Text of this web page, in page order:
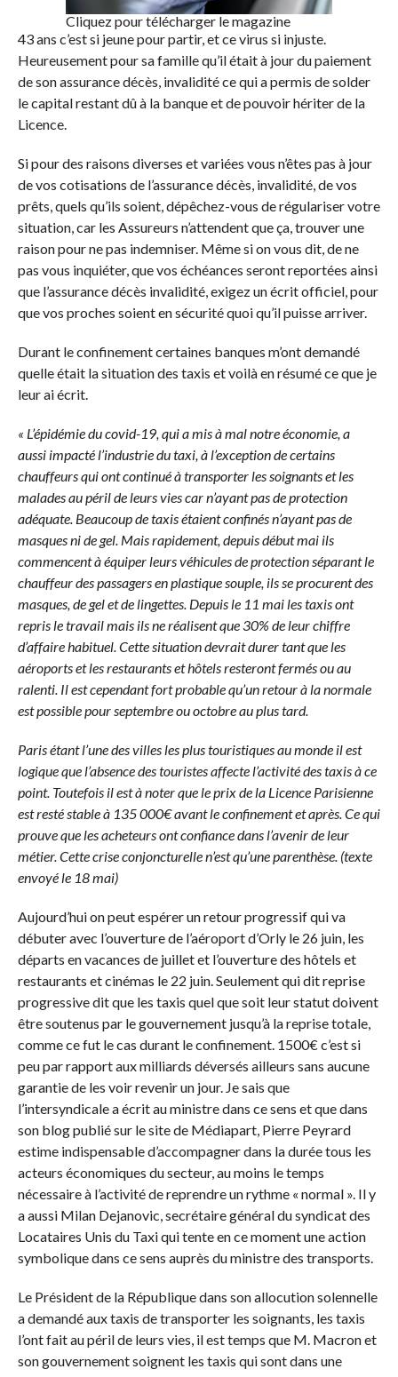
Cliquez pour télécharger le magazine
43 ans c’est si jeune pour partir, et ce virus si injuste.
Heureusement pour sa famille qu’il était à jour du paiement
de son assurance décès, invalidité ce qui a permis de solder
le capital restant dû à la banque et de pouvoir hériter de la
Licence.
Si pour des raisons diverses et variées vous n’êtes pas à jour
de vos cotisations de l’assurance décès, invalidité, de vos
prêts, quels qu’ils soient, dépêchez-vous de régulariser votre
situation, car les Assureurs n’attendent que ça, trouver une
raison pour ne pas indemniser. Même si on vous dit, de ne
pas vous inquiéter, que vos échéances seront reportées ainsi
que l’assurance décès invalidité, exigez un écrit officiel, pour
que vos proches soient en sécurité quoi qu’il puisse arriver.
Durant le confinement certaines banques m’ont demandé
quelle était la situation des taxis et voilà en résumé ce que je
leur ai écrit.
« L’épidémie du covid-19, qui a mis à mal notre économie, a
aussi impacté l’industrie du taxi, à l’exception de certains
chauffeurs qui ont continué à transporter les soignants et les
malades au péril de leurs vies car n’ayant pas de protection
adéquate. Beaucoup de taxis étaient confinés n’ayant pas de
masques ni de gel. Mais rapidement, depuis début mai ils
commencent à équiper leurs véhicules de protection séparant le
chauffeur des passagers en plastique souple, ils se procurent des
masques, de gel et de lingettes. Depuis le 11 mai les taxis ont
repris le travail mais ils ne réalisent que 30% de leur chiffre
d’affaire habituel. Cette situation devrait durer tant que les
aéroports et les restaurants et hôtels resteront fermés ou au
ralenti. Il est cependant fort probable qu’un retour à la normale
est possible pour septembre ou octobre au plus tard.
Paris étant l’une des villes les plus touristiques au monde il est
logique que l’absence des touristes affecte l’activité des taxis à ce
point. Toutefois il est à noter que le prix de la Licence Parisienne
est resté stable à 135 000€ avant le confinement et après. Ce qui
prouve que les acheteurs ont confiance dans l’avenir de leur
métier. Cette crise conjoncturelle n’est qu’une parenthèse. (texte
envoyé le 18 mai)
Aujourd’hui on peut espérer un retour progressif qui va
débuter avec l’ouverture de l’aéroport d’Orly le 26 juin, les
départs en vacances de juillet et l’ouverture des hôtels et
restaurants et cinémas le 22 juin. Seulement qui dit reprise
progressive dit que les taxis quel que soit leur statut doivent
être soutenus par le gouvernement jusqu’à la reprise totale,
comme ce fut le cas durant le confinement. 1500€ c’est si
peu par rapport aux milliards déversés ailleurs sans aucune
garantie de les voir revenir un jour. Je sais que
l’intersyndicale a écrit au ministre dans ce sens et que dans
son blog publié sur le site de Médiapart, Pierre Peyrard
estime indispensable d’accompagner dans la durée tous les
acteurs économiques du secteur, au moins le temps
nécessaire à l’activité de reprendre un rythme « normal ». Il y
a aussi Milan Dejanovic, secrétaire général du syndicat des
Locataires Unis du Taxi qui tente en ce moment une action
symbolique dans ce sens auprès du ministre des transports.
Le Président de la République dans son allocution solennelle
a demandé aux taxis de transporter les soignants, les taxis
l’ont fait au péril de leurs vies, il est temps que M. Macron et
son gouvernement soignent les taxis qui sont dans une